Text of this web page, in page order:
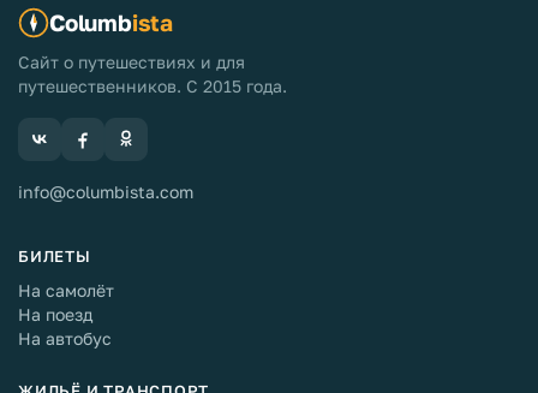
Columbista
Сайт о путешествиях и для
путешественников. С 2015 года.
info@columbista.com
БИЛЕТЫ
На самолёт
На поезд
На автобус